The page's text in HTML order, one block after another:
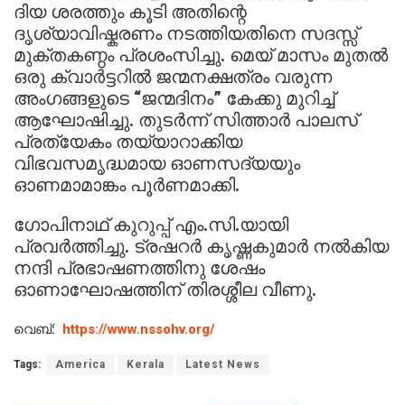
ദിയ ശരത്തും കൂടി അതിന്റെ
ദൃശ്യാവിഷ്കരണം നടത്തിയതിനെ സദസ്സ്
മുക്തകണ്ഠം പ്രശംസിച്ചു. മെയ് മാസം മുതൽ
ഒരു ക്വാർട്ടറിൽ ജന്മനക്ഷത്രം വരുന്ന
അംഗങ്ങളുടെ “ജന്മദിനം” കേക്കു മുറിച്ച്
ആഘോഷിച്ചു. തുടർന്ന് സിത്താർ പാലസ്
പ്രത്യേകം തയ്യാറാക്കിയ
വിഭവസമൃദ്ധമായ ഓണസദ്യയും
ഓണമാമാങ്കം പൂർണമാക്കി.
ഗോപിനാഥ് കുറുപ്പ് എം.സി.യായി
പ്രവർത്തിച്ചു. ട്രഷറർ കൃഷ്ണകുമാർ നൽകിയ
നന്ദി പ്രഭാഷണത്തിനു ശേഷം
ഓണാഘോഷത്തിന് തിരശ്ശീല വീണു.
വെബ്: https://www.nssohv.org/
Tags: America Kerala Latest News